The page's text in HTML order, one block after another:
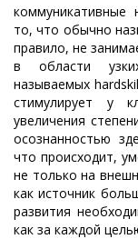
коммуникативные
то, что обычно
правило, не
в области
называемых
стимулирует у
увеличения
осознанностью
что происходит,
не только на
как источник
развития
как за каждой